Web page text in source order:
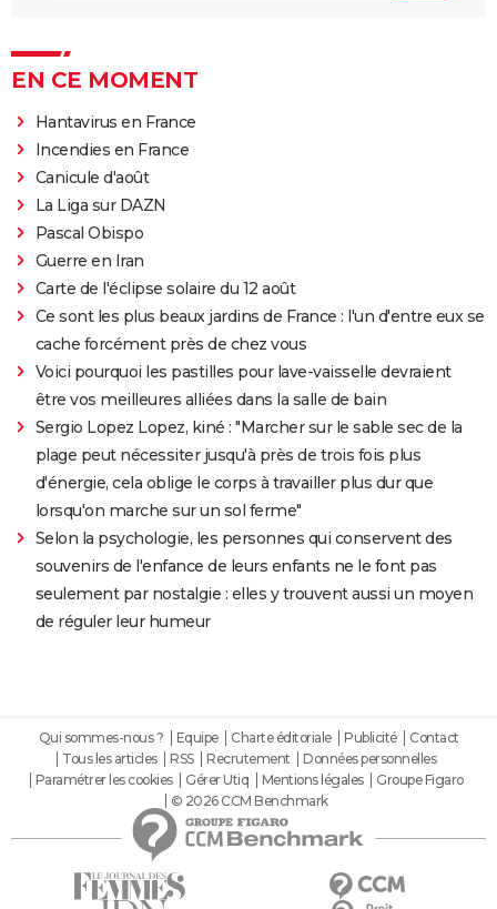
EN CE MOMENT
Hantavirus en France
Incendies en France
Canicule d'août
La Liga sur DAZN
Pascal Obispo
Guerre en Iran
Carte de l'éclipse solaire du 12 août
Ce sont les plus beaux jardins de France : l'un d'entre eux se
cache forcément près de chez vous
Voici pourquoi les pastilles pour lave-vaisselle devraient
être vos meilleures alliées dans la salle de bain
Sergio Lopez Lopez, kiné : "Marcher sur le sable sec de la
plage peut nécessiter jusqu'à près de trois fois plus
d'énergie, cela oblige le corps à travailler plus dur que
lorsqu'on marche sur un sol ferme"
Selon la psychologie, les personnes qui conservent des
souvenirs de l'enfance de leurs enfants ne le font pas
seulement par nostalgie : elles y trouvent aussi un moyen
de réguler leur humeur
Qui sommes-nous ? Equipe Charte éditoriale Publicité
Contact
Tous les articles
RSS Recrutement
Données personnelles
Paramétrer les cookies
Gérer Utiq Mentions légales
Groupe Figaro
© 2026 CCM Benchmark